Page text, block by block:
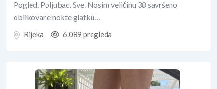
Pogled. Poljubac. Sve. Nosim veličinu 38 savršeno
oblikovane nokte glatku…
Rijeka 6.089 pregleda